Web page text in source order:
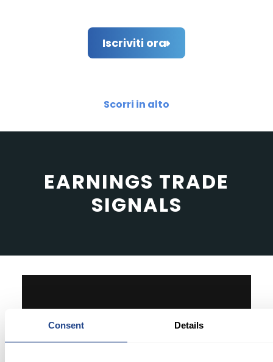
Consent Details
Iscriviti ora
Scorri in alto
EARNINGS TRADE
SIGNALS